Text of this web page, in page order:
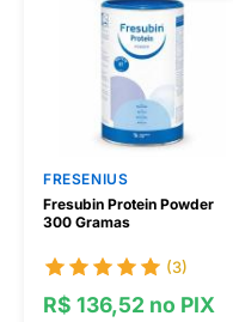
FRESENIUS
Fresubin Protein Powder
300 Gramas
(3)
R$ 136,52 no PIX